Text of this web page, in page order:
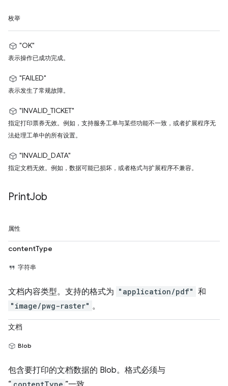
枚举
"OK"
表示操作已成功完成。
"FAILED"
表示发生了常规故障。
"INVALID_TICKET"
指定打印票券无效。例如，支持服务工单与某些功能不一致，或者扩展程序无
法处理工单中的所有设置。
"INVALID_DATA"
指定文档无效。例如，数据可能已损坏，或者格式与扩展程序不兼容。
PrintJob
属性
contentType
字符串
文档内容类型。支持的格式为 "application/pdf" 和
"image/pwg-raster" 。
文档
Blob
包含要打印的文档数据的 Blob。格式必须与